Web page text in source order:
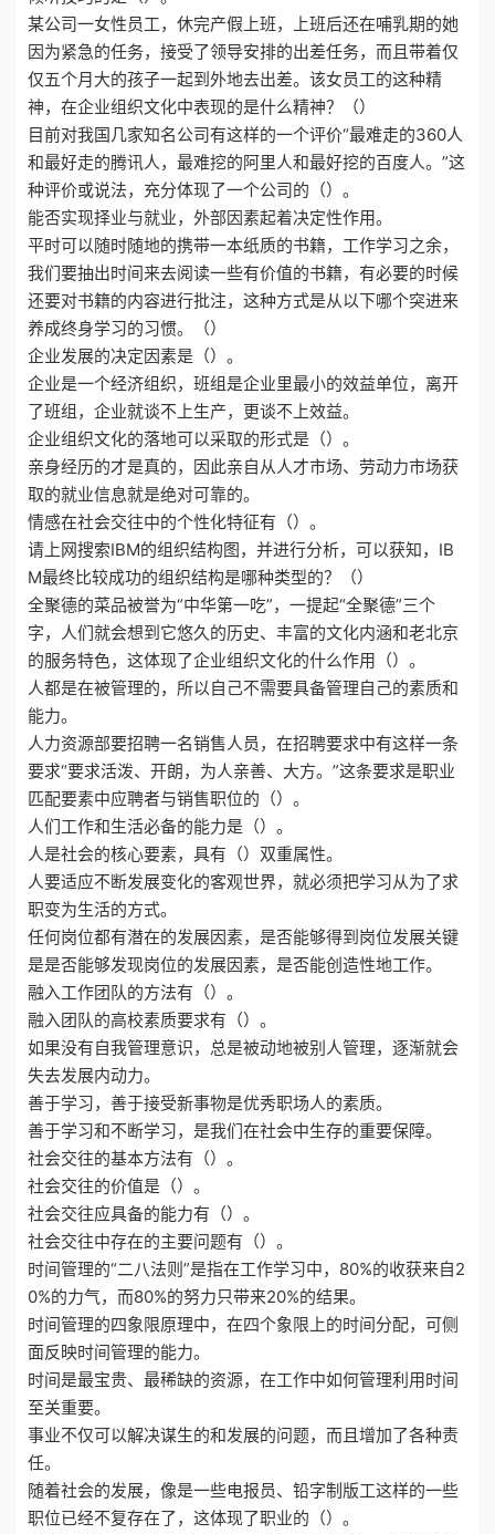
某公司一女性员工，休完产假上班，上班后还在哺乳期的她
因为紧急的任务，接受了领导安排的出差任务，而且带着仅
仅五个月大的孩子一起到外地去出差。该女员工的这种精
神，在企业组织文化中表现的是什么精神？（）
目前对我国几家知名公司有这样的一个评价“最难走的360人
和最好走的腾讯人，最难挖的阿里人和最好挖的百度人。”这
种评价或说法，充分体现了一个公司的（）。
能否实现择业与就业，外部因素起着决定性作用。
平时可以随时随地的携带一本纸质的书籍，工作学习之余，
我们要抽出时间来去阅读一些有价值的书籍，有必要的时候
还要对书籍的内容进行批注，这种方式是从以下哪个突进来
养成终身学习的习惯。（）
企业发展的决定因素是（）。
企业是一个经济组织，班组是企业里最小的效益单位，离开
了班组，企业就谈不上生产，更谈不上效益。
企业组织文化的落地可以采取的形式是（）。
亲身经历的才是真的，因此亲自从人才市场、劳动力市场获
取的就业信息就是绝对可靠的。
情感在社会交往中的个性化特征有（）。
请上网搜索IBM的组织结构图，并进行分析，可以获知，IB
M最终比较成功的组织结构是哪种类型的？（）
全聚德的菜品被誉为“中华第一吃”，一提起“全聚德”三个
字，人们就会想到它悠久的历史、丰富的文化内涵和老北京
的服务特色，这体现了企业组织文化的什么作用（）。
人都是在被管理的，所以自己不需要具备管理自己的素质和
能力。
人力资源部要招聘一名销售人员，在招聘要求中有这样一条
要求“要求活泼、开朗，为人亲善、大方。”这条要求是职业
匹配要素中应聘者与销售职位的（）。
人们工作和生活必备的能力是（）。
人是社会的核心要素，具有（）双重属性。
人要适应不断发展变化的客观世界，就必须把学习从为了求
职变为生活的方式。
任何岗位都有潜在的发展因素，是否能够得到岗位发展关键
是是否能够发现岗位的发展因素，是否能创造性地工作。
融入工作团队的方法有（）。
融入团队的高校素质要求有（）。
如果没有自我管理意识，总是被动地被别人管理，逐渐就会
失去发展内动力。
善于学习，善于接受新事物是优秀职场人的素质。
善于学习和不断学习，是我们在社会中生存的重要保障。
社会交往的基本方法有（）。
社会交往的价值是（）。
社会交往应具备的能力有（）。
社会交往中存在的主要问题有（）。
时间管理的“二八法则”是指在工作学习中，80%的收获来自2
0%的力气，而80%的努力只带来20%的结果。
时间管理的四象限原理中，在四个象限上的时间分配，可侧
面反映时间管理的能力。
时间是最宝贵、最稀缺的资源，在工作中如何管理利用时间
至关重要。
事业不仅可以解决谋生的和发展的问题，而且增加了各种责
任。
随着社会的发展，像是一些电报员、铅字制版工这样的一些
职位已经不复存在了，这体现了职业的（）。